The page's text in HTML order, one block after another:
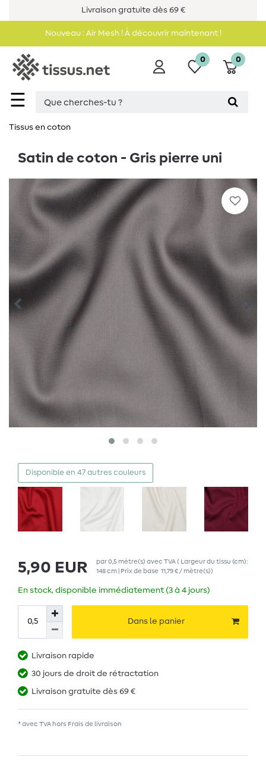
Livraison gratuite dès 69 €
Nouveau : Air Mesh ! À découvrir maintenant !
☰
0 0
Tissus en coton
Satin de coton - Gris pierre uni
Disponible en 47 autres couleurs
5,90 EUR par0,5 mètre(s) avec TVA( Largeur du tissu (cm):
148 cm | Prix de base 11,79 € / mètre(s))
En stock, disponible immédiatement (3 à 4 jours)
Dans le panier
Livraison rapide
30 jours de droit de rétractation
Livraison gratuite dès 69 €
* avec TVA hors Frais de livraison